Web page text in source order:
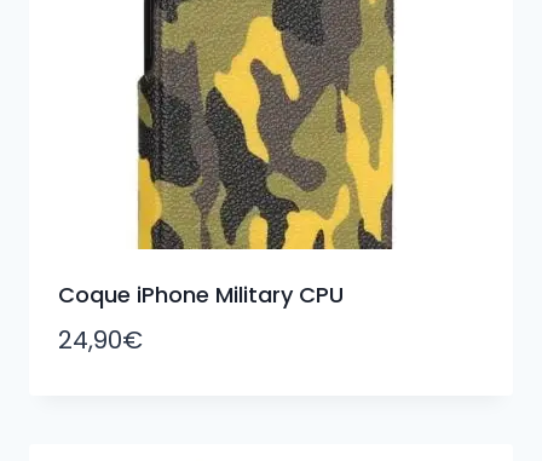
Coque iPhone Military CPU
24,90€